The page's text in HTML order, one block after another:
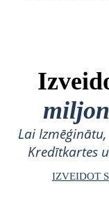
Lai
Kredītkartes
IZVEIDOT